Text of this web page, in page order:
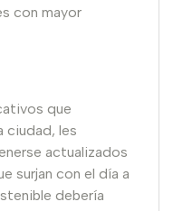
con mayor
que
ciudad, les
actualizados
surjan con el día a
debería